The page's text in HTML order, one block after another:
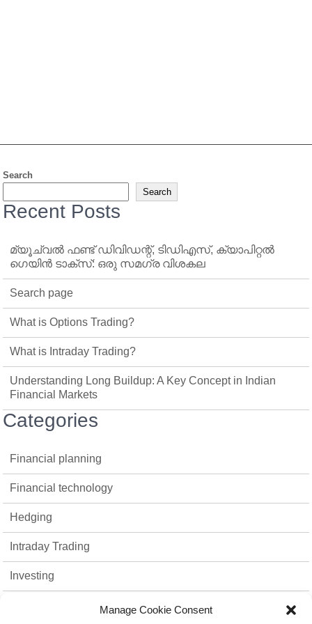
Manage Cookie Consent
Search
Search
Recent Posts
മ്യൂച്വൽ ഫണ്ട് ഡിവിഡന്റ്, ടിഡിഎസ്, ക്യാപിറ്റൽ
ഗെയിൻ ടാക്‌സ്: ഒരു സമഗ്ര വിശകല
Search page
What is Options Trading?
What is Intraday Trading?
Understanding Long Buildup: A Key Concept in Indian
Financial Markets
Categories
Financial planning
Financial technology
Hedging
Intraday Trading
Investing